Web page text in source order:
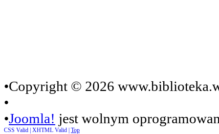
•Copyright © 2026
•
•Joomla! jest wolnym
CSS Valid | XHTML Valid | Top